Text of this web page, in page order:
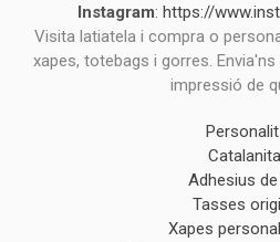
Instagram: https://
Visita latiatela i compra o
xapes, totebags i gorres.
impressió de
Adhesius de
Tasses
Xapes